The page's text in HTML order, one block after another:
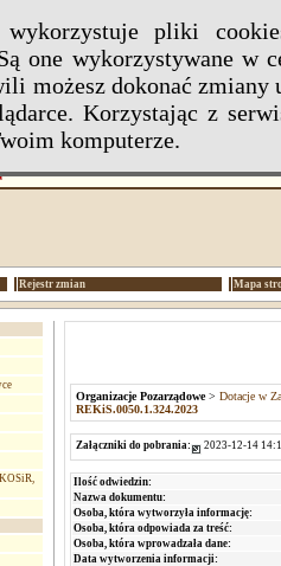
wykorzystuje pliki
one wykorzystywane w
możesz dokonać
Korzystając z
komputerze.
Rejestr zmian Mapa
Organizacje Pozarządowe> Dotacje w
REKiS.0050.1.324.2023
Załączniki do pobrania: 2023-12-14
Ilość odwiedzin:
Nazwa dokumentu:
Osoba, która wytworzyła informację:
Osoba, która odpowiada za treść:
Osoba, która wprowadzała dane:
Data wytworzenia informacji: